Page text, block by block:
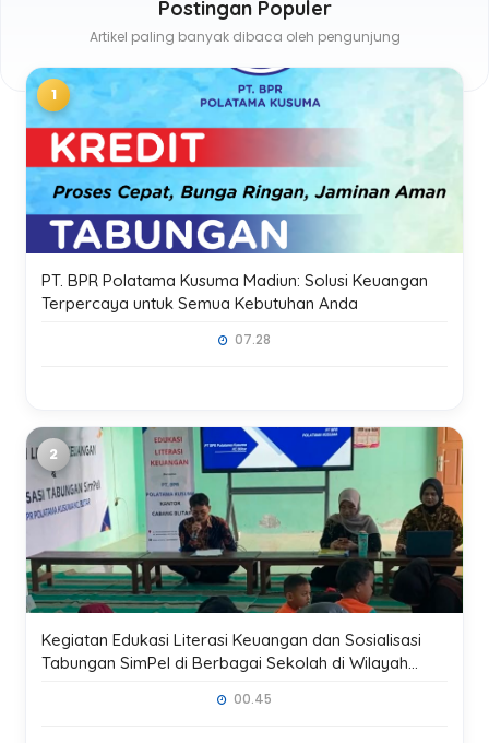
Postingan Populer
Artikel paling banyak dibaca oleh pengunjung
PT. BPR Polatama Kusuma Madiun: Solusi Keuangan
Terpercaya untuk Semua Kebutuhan Anda
07.28
Kegiatan Edukasi Literasi Keuangan dan Sosialisasi
Tabungan SimPel di Berbagai Sekolah di Wilayah
00.45